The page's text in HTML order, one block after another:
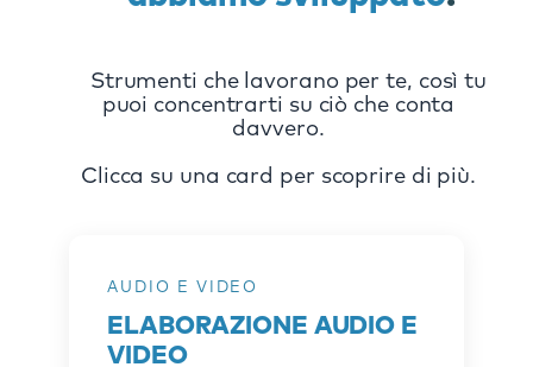
Strumenti che lavorano per te, così tu
puoi concentrarti su ciò che conta
davvero.
Clicca su una card per scoprire di più.
AUDIO E VIDEO
ELABORAZIONE AUDIO E
VIDEO
COSA FACCIAMO
Gestiamo molteplici aspetti della
lavorazione di contenuti audiovisivi: